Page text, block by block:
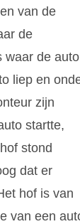
van de
de
waar de auto
liep en
zijn
startte,
stond
dat er
hof is van
van een